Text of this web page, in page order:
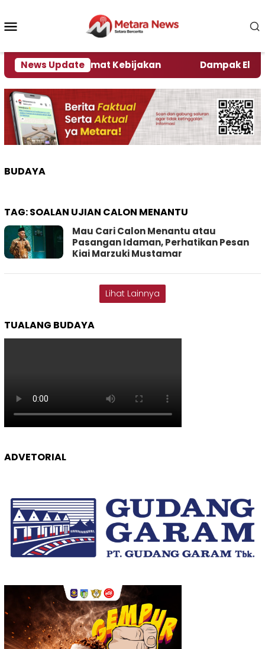
konten
News Update
Kata Pengamat Kebijakan Dampak El Nino,
BUDAYA
TAG:SOALAN UJIAN CALON MENANTU
Mau Cari Calon Menantu atau
Pasangan Idaman, Perhatikan Pesan
Kiai Marzuki Mustamar
Lihat Lainnya
TUALANG BUDAYA
ADVETORIAL